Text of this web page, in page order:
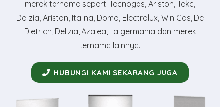
merek ternama seperti Tecnogas, Ariston, Teka,
Delizia, Ariston, Italina, Domo, Electrolux, Win Gas, De
Dietrich, Delizia, Azalea, La germania dan merek
ternama lainnya.
HUBUNGI KAMI SEKARANG JUGA